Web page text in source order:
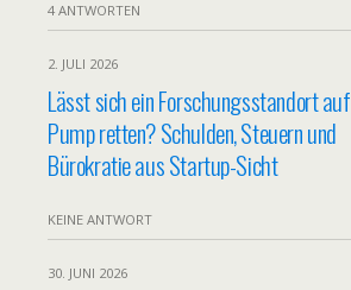
4 ANTWORTEN
2. JULI 2026
Lässt sich ein Forschungsstandort auf
Pump retten? Schulden, Steuern und
Bürokratie aus Startup-Sicht
KEINE ANTWORT
30. JUNI 2026